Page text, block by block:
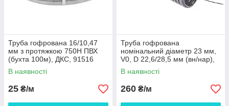
Труба гофрована 16/10,47
мм з протяжкою 750Н ПВХ
(бухта 100м), ДКС, 91516
В наявності
25 ₴/м
Труба гофрована
номінальний діаметр 23 мм,
V0, D 22,6/28,5 мм (вн/нар),
поліамід 6, колір темно-сірий,
з
В наявності
260 ₴/м